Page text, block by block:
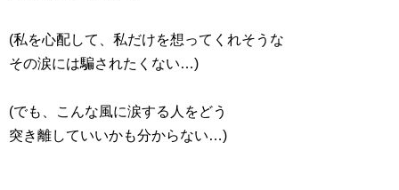
(私を心配して、私だけを想ってくれそうな
その涙には騙されたくない…)
(でも、こんな風に涙する人をどう
突き離していいかも分からない…)